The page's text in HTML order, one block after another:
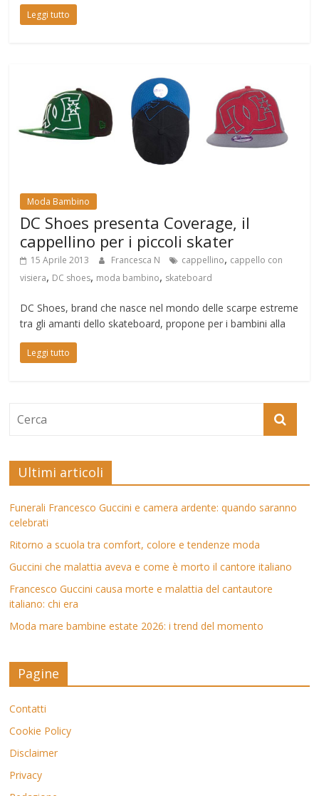
Leggi tutto
Moda Bambino
DC Shoes presenta Coverage, il
cappellino per i piccoli skater
15 Aprile 2013 Francesca N cappellino, cappello con
visiera, DC shoes, moda bambino, skateboard
DC Shoes, brand che nasce nel mondo delle scarpe estreme
tra gli amanti dello skateboard, propone per i bambini alla
Leggi tutto
Ultimi articoli
Funerali Francesco Guccini e camera ardente: quando saranno
celebrati
Ritorno a scuola tra comfort, colore e tendenze moda
Guccini che malattia aveva e come è morto il cantore italiano
Francesco Guccini causa morte e malattia del cantautore
italiano: chi era
Moda mare bambine estate 2026: i trend del momento
Pagine
Contatti
Cookie Policy
Disclaimer
Privacy